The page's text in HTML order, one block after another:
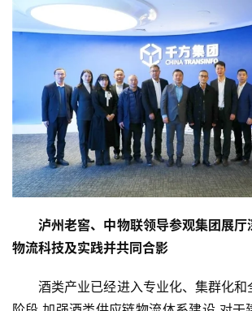
汽
车
泸州老窖、中物联领导参观集团展
物流科技及实践并共同合影
酒类产业已经进入专业化、集群化